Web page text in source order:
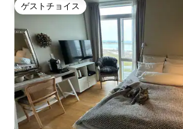
ゲストチョイス
ゲストチョイス